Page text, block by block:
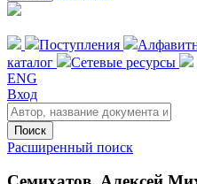
Поступления
каталог
Сетевые ресурсы
ENG
Вход
Поиск
Расширенный поиск